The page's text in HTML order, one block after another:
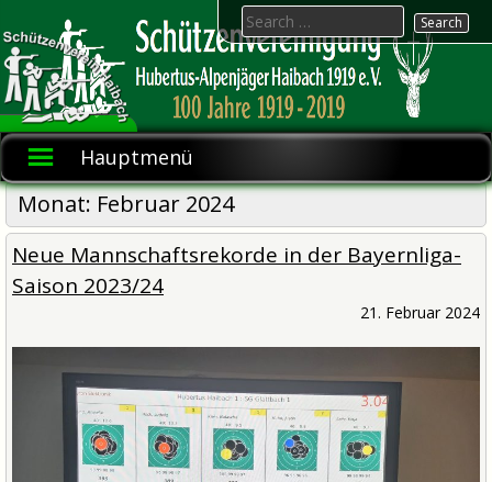
to
content
Hubertus-
Alpenjäger
Haibach
Schützenvereinigung
1919 e.V.
Hauptmenü
Search
for:
Monat: Februar 2024
Neue Mannschaftsrekorde in der Bayernliga-
Saison 2023/24
21. Februar 2024